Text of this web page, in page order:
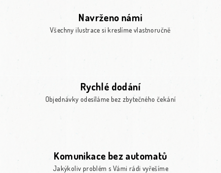
Navrženo námi
Všechny ilustrace si kreslíme vlastnoručně
Rychlé dodání
Objednávky odesíláme bez zbytečného čekání
Komunikace bez automatů
Jakýkoliv problém s Vámi rádi vyřešíme